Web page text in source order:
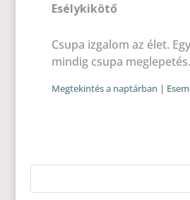
Esélykikötő
Csupa izgalom az élet.
mindig csupa meglepetés.
Megtekintés a naptárban |